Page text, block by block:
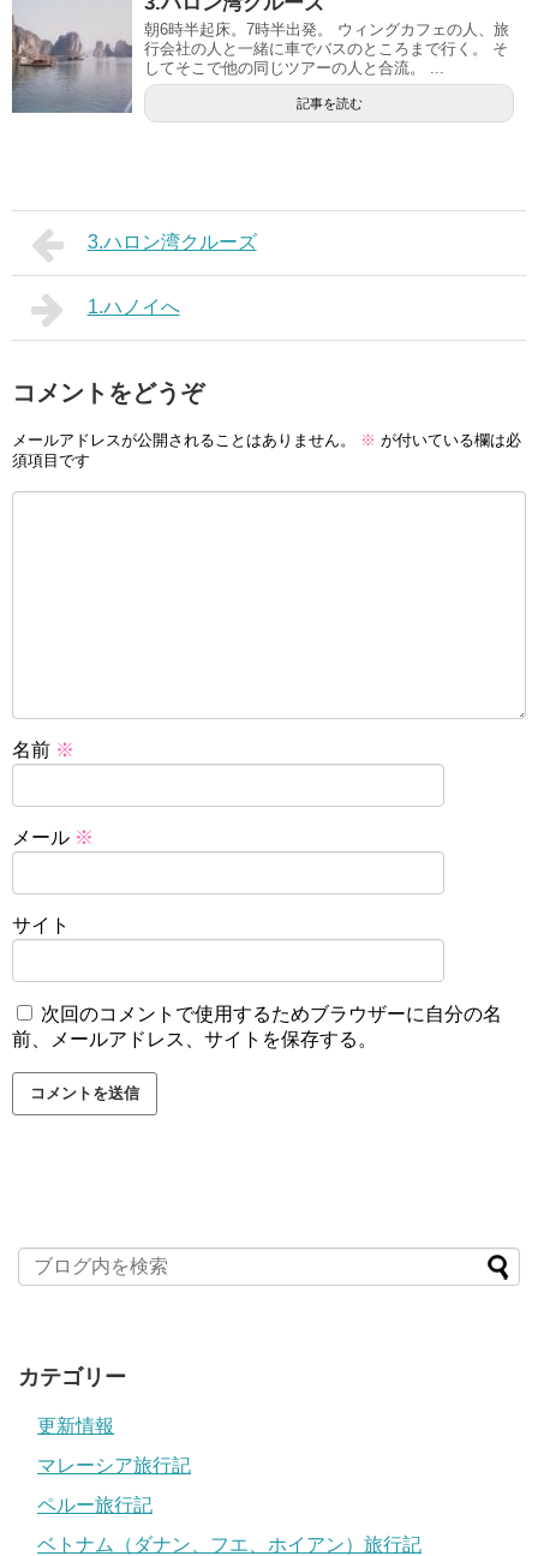
朝6時半起床。7時半出発。 ウィングカフェの人、旅
行会社の人と一緒に車でバスのところまで行く。 そ
してそこで他の同じツアーの人と合流。 ...
記事を読む
3.ハロン湾クルーズ
1.ハノイへ
コメントをどうぞ
メールアドレスが公開されることはありません。 ※ が付いている欄は必
須項目です
名前 ※
メール ※
サイト
次回のコメントで使用するためブラウザーに自分の名
前、メールアドレス、サイトを保存する。
カテゴリー
更新情報
マレーシア旅行記
ペルー旅行記
ベトナム（ダナン、フエ、ホイアン）旅行記